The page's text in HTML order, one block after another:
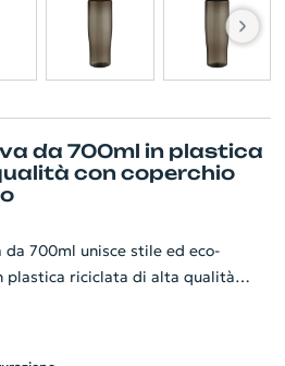
da 700ml in plastica
con coperchio
700ml unisce stile ed eco-
plastica riciclata di alta qualità
anch'esso in plastica pre-